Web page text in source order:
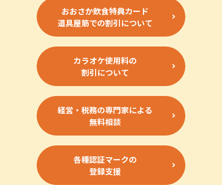
おおさか飲食特典カード
道具屋筋での割引について
カラオケ使用料の
割引について
経営・税務の専門家による
無料相談
各種認証マークの
登録支援